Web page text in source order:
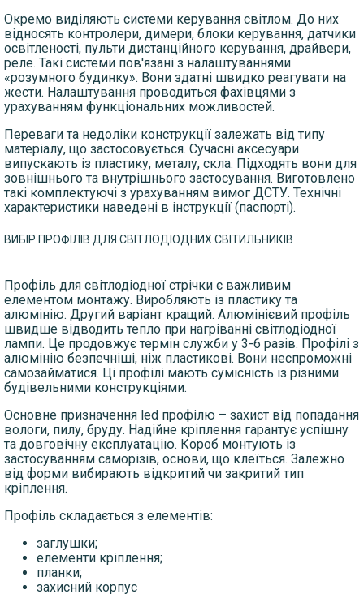
Окремо виділяють системи керування світлом. До них
відносять контролери, димери, блоки керування, датчики
освітленості, пульти дистанційного керування, драйвери,
реле. Такі системи пов'язані з налаштуваннями
«розумного будинку». Вони здатні швидко реагувати на
жести. Налаштування проводиться фахівцями з
урахуванням функціональних можливостей.
Переваги та недоліки конструкції залежать від типу
матеріалу, що застосовується. Сучасні аксесуари
випускають із пластику, металу, скла. Підходять вони для
зовнішнього та внутрішнього застосування. Виготовлено
такі комплектуючі з урахуванням вимог ДСТУ. Технічні
характеристики наведені в інструкції (паспорті).
ВИБІР ПРОФІЛІВ ДЛЯ СВІТЛОДІОДНИХ СВІТИЛЬНИКІВ
Профіль для світлодіодної стрічки є важливим
елементом монтажу. Виробляють із пластику та
алюмінію. Другий варіант кращий. Алюмінієвий профіль
швидше відводить тепло при нагріванні світлодіодної
лампи. Це продовжує термін служби у 3-6 разів. Профілі з
алюмінію безпечніші, ніж пластикові. Вони неспроможні
самозайматися. Ці профілі мають сумісність із різними
будівельними конструкціями.
Основне призначення led профілю – захист від попадання
вологи, пилу, бруду. Надійне кріплення гарантує успішну
та довговічну експлуатацію. Короб монтують із
застосуванням саморізів, основи, що клеїться. Залежно
від форми вибирають відкритий чи закритий тип
кріплення.
Профіль складається з елементів:
заглушки;
елементи кріплення;
планки;
захисний корпус